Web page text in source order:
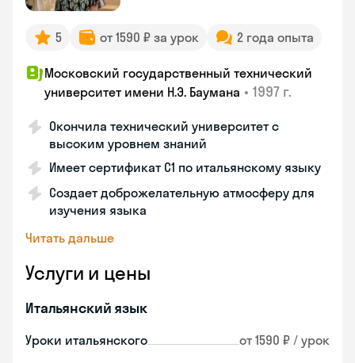
5 от 1590 ₽ за урок 2 года опыта
Московский государственный технический
университет имени Н.Э. Баумана • 1997 г.
Окончила технический университет с
высоким уровнем знаний
Имеет сертификат C1 по итальянскому языку
Создает доброжелательную атмосферу для
изучения языка
Читать дальше
Услуги и цены
Итальянский язык
Уроки итальянского от 1590 ₽ / урок